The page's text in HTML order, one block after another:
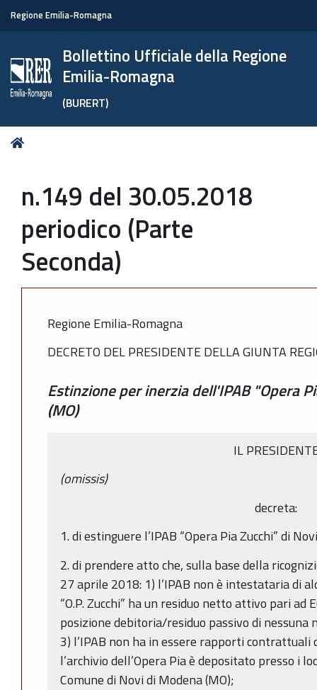
Regione Emilia-Romagna
Bollettino Ufficiale della Regione
Emilia-Romagna
(BURERT)
Tu
n.149 del 30.05.2018
periodico (Parte
Seconda)
Regione Emilia-Romagna
DECRETO DEL PRESIDENTE DELLA GIUNTA
Estinzione per inerzia dell'IPAB "Opera
(MO)
IL
(omissis)
decreta:
1. di estinguere l’IPAB “Opera Pia Zucchi” di
2. di prendere atto che, sulla base della
27 aprile 2018: 1) l’IPAB non è intestataria di
“O.P. Zucchi” ha un residuo netto attivo pari ad
posizione debitoria/residuo passivo di nessuna
3) l’IPAB non ha in essere rapporti contrattuali
l’archivio dell’Opera Pia è depositato presso i
Comune di Novi di Modena (MO);